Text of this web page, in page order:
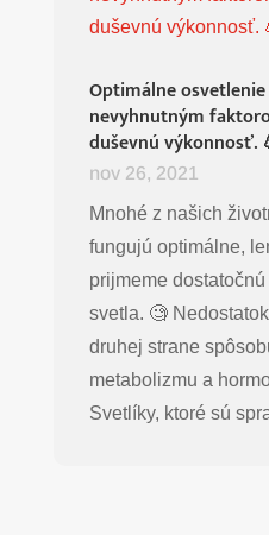
Optimálne
nevyhnutným
duševnú výkonnosť.
nov 26, 2021
Mnohé z našich
fungujú optimálne,
prijmeme
svetla. 🧐
druhej strane
metabolizmu a
Svetlíky, ktoré sú